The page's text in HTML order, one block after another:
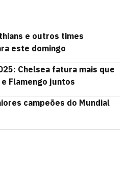
e outros times
este domingo
Chelsea fatura mais que
Flamengo juntos
campeões do Mundial